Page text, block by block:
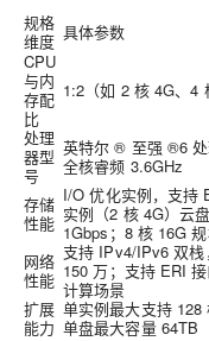
规格
维度 具体参数
CPU
与内
存配
比
1:2（如 2 核 4G、4
处理
器型
号
英特尔 ® 至强 ®6 处
全核睿频 3.6GHz
存储
性能
I/O 优化实例，支持
实例（2 核 4G）云
1Gbps；8 核 16G
网络
性能
支持 IPv4/IPv6 双栈
150 万；支持 ERI
计算场景
扩展
能力
单实例最大支持 128
单盘最大容量 64TB